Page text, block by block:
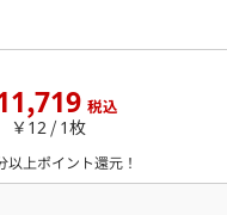
税込
￥12 / 1枚
以上ポイント還元！